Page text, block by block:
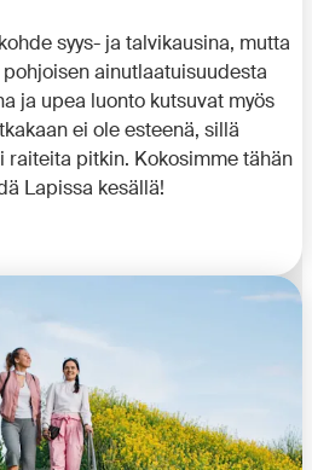
syys- ja talvikausina, mutta
ainutlaatuisuudesta
ja upea luonto kutsuvat myös
ei ole esteenä, sillä
raiteita pitkin. Kokosimme tähän
Lapissa kesällä!